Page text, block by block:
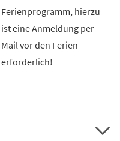
Ferienprogramm, hierzu
ist eine Anmeldung per
Mail vor den Ferien
erforderlich!